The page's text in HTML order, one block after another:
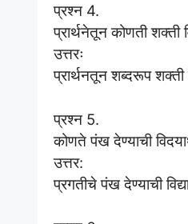
प्रश्न 4.
प्रार्थनेतून कोणती शक्ती
उत्तरः
प्रार्थनतून शब्दरूप शक्ती
प्रश्न 5.
कोणते पंख देण्याची
उत्तर:
प्रगतीचे पंख देण्याची